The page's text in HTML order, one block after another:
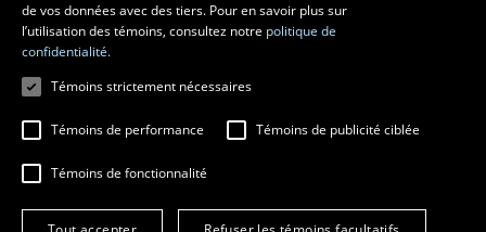
© 2026 Université Laval
Tous droits réservés
de vos données avec des tiers. Pour en savoir plus sur
l’utilisation des témoins, consultez notre politique de
confidentialité.
Témoins strictement nécessaires
Témoins de performance Témoins de publicité ciblée
Témoins de fonctionnalité